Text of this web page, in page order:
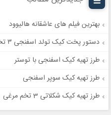
بهترین فیلم های عاشقانه هالیوود
دستور پخت کیک تولد اسفنجی ۳ تخم مرغی
طرز تهیه کیک اسفنجی با توستر
طرز تهیه کیک سوپر اسفنجی
طرز تهیه کیک شکلاتی 3 تخم مرغی